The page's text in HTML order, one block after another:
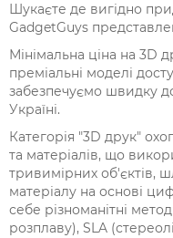
Шукаєте де вигідно
GadgetGuys
Мінімальна ціна на 3D
преміальні моделі
забезпечуємо швидку
Україні.
Категорія "3D друк"
та матеріалів, що
тривимірних об'єктів,
матеріалу на основі
себе різноманітні
розплаву), SLA